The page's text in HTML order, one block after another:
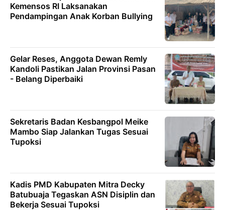
Kemensos RI Laksanakan
Pendampingan Anak Korban Bullying
Gelar Reses, Anggota Dewan Remly
Kandoli Pastikan Jalan Provinsi Pasan
- Belang Diperbaiki
Sekretaris Badan Kesbangpol Meike
Mambo Siap Jalankan Tugas Sesuai
Tupoksi
Kadis PMD Kabupaten Mitra Decky
Batubuaja Tegaskan ASN Disiplin dan
Bekerja Sesuai Tupoksi